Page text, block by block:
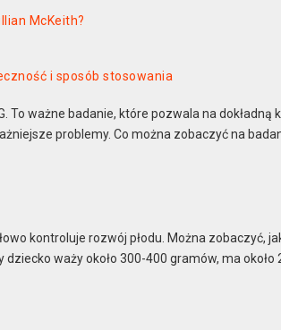
McKeith?
i sposób stosowania
ważne badanie, które pozwala na dokładną
problemy. Co można zobaczyć na
kontroluje rozwój płodu. Można zobaczyć,
waży około 300-400 gramów, ma około